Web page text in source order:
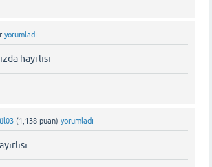
yorumladı
hayrlısı
(1,138 puan) yorumladı